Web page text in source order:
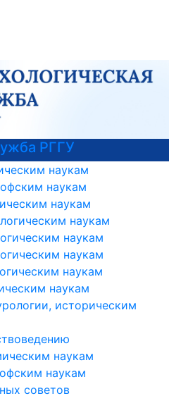
РГГУ
наукам
наукам
наукам
наукам
наукам
наукам
наукам
наукам
историческим
наукам
наукам
советов